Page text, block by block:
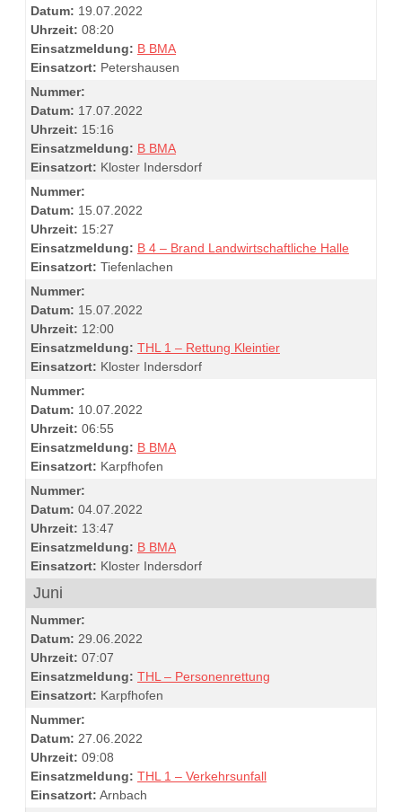
Datum: 19.07.2022
Uhrzeit: 08:20
Einsatzmeldung: B BMA
Einsatzort: Petershausen
Nummer:
Datum: 17.07.2022
Uhrzeit: 15:16
Einsatzmeldung: B BMA
Einsatzort: Kloster Indersdorf
Nummer:
Datum: 15.07.2022
Uhrzeit: 15:27
Einsatzmeldung: B 4 – Brand Landwirtschaftliche Halle
Einsatzort: Tiefenlachen
Nummer:
Datum: 15.07.2022
Uhrzeit: 12:00
Einsatzmeldung: THL 1 – Rettung Kleintier
Einsatzort: Kloster Indersdorf
Nummer:
Datum: 10.07.2022
Uhrzeit: 06:55
Einsatzmeldung: B BMA
Einsatzort: Karpfhofen
Nummer:
Datum: 04.07.2022
Uhrzeit: 13:47
Einsatzmeldung: B BMA
Einsatzort: Kloster Indersdorf
Juni
Nummer:
Datum: 29.06.2022
Uhrzeit: 07:07
Einsatzmeldung: THL – Personenrettung
Einsatzort: Karpfhofen
Nummer:
Datum: 27.06.2022
Uhrzeit: 09:08
Einsatzmeldung: THL 1 – Verkehrsunfall
Einsatzort: Arnbach